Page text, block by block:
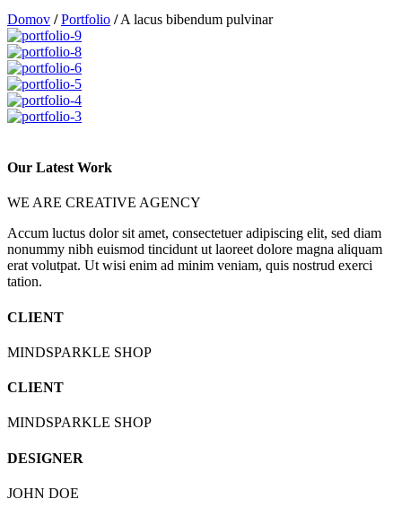
Domov / Portfolio / A lacus bibendum pulvinar
Our Latest Work
WE ARE CREATIVE AGENCY
Accum luctus dolor sit amet, consectetuer adipiscing elit, sed diam
nonummy nibh euismod tincidunt ut laoreet dolore magna aliquam
erat volutpat. Ut wisi enim ad minim veniam, quis nostrud exerci
tation.
CLIENT
MINDSPARKLE SHOP
CLIENT
MINDSPARKLE SHOP
DESIGNER
JOHN DOE